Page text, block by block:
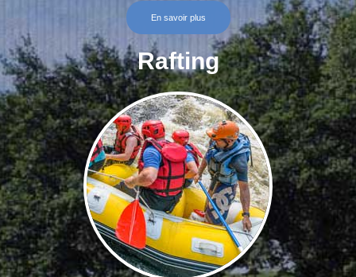
En savoir plus
Rafting